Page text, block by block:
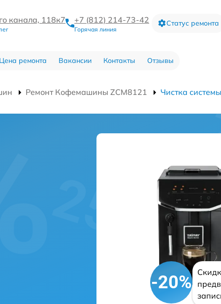
канала, 118к7 +7 (812) 214-73-42
Горячая линия
Статус ремонта
Цена ремонта Вакансии Контакты Отзывы
Ремонт Кофемашины ZCM8121 Чистка
-20%